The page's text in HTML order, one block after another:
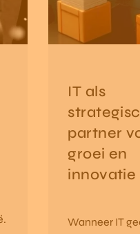
IT als
partner
groei en
innovatie
Wanneer IT